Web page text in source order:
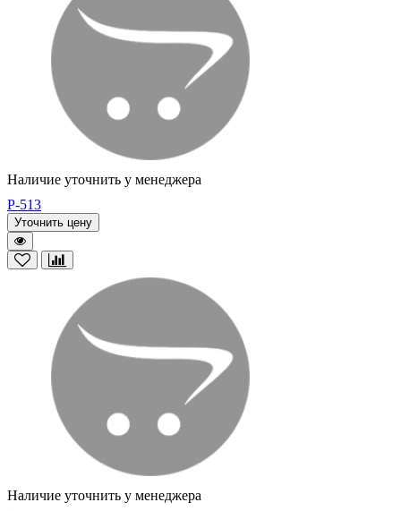
Наличие уточнить у менеджера
P-513
Уточнить цену
Наличие уточнить у менеджера